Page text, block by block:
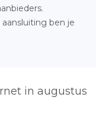
ben je
in augustus